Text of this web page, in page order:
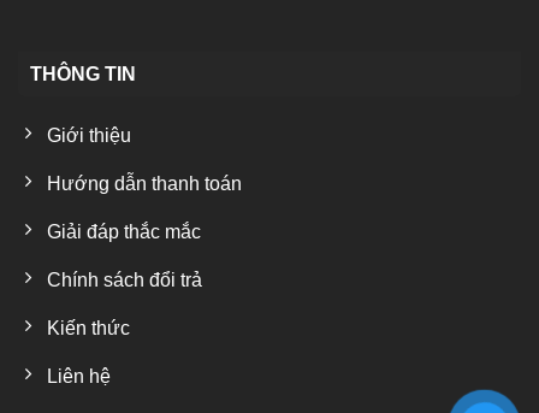
THÔNG TIN
Giới thiệu
Hướng dẫn thanh toán
Giải đáp thắc mắc
Chính sách đổi trả
Kiến thức
Liên hệ